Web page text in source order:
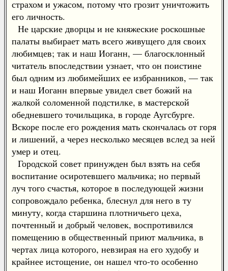
страхом и ужасом, потому что грозит уничтожить
его личность.
Не царские дворцы и не княжеские роскошные
палаты выбирает мать всего живущего для своих
любимцев; так и наш Иоганн, — благосклонный
читатель впоследствии узнает, что он поистине
был одним из любимейших ее избранников, — так
и наш Иоганн впервые увидел свет божий на
жалкой соломенной подстилке, в мастерской
обедневшего точильщика, в городе Аугсбурге.
Вскоре после его рождения мать скончалась от горя
и лишений, а через несколько месяцев вслед за ней
умер и отец.
Городской совет принужден был взять на себя
воспитание осиротевшего мальчика; но первый
луч того счастья, которое в последующей жизни
сопровождало ребенка, блеснул для него в ту
минуту, когда старшина плотничьего цеха,
почтенный и добрый человек, воспротивился
помещению в общественный приют мальчика, в
чертах лица которого, невзирая на его худобу и
крайнее истощение, он нашел что-то особенно